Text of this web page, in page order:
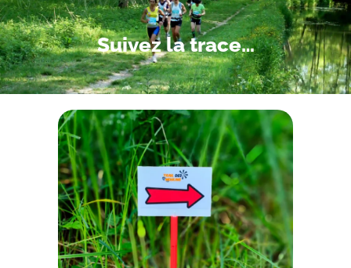
Suivez la trace…